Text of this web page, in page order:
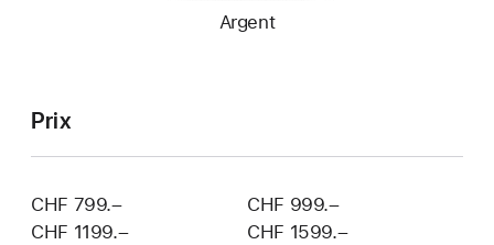
Argent
Prix
CHF 799.–
CHF 999.–
CHF 1199.–
CHF 1599.–